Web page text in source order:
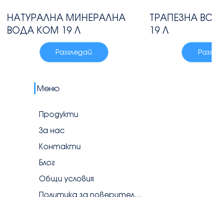
НАТУРАЛНА МИНЕРАЛНА
ВОДА КОМ 19 Л
Разгледай
ТРАПЕЗНА
19 Л
Меню
Продукти
За нас
Контакти
Блог
Общи условия
Политика за поверителност